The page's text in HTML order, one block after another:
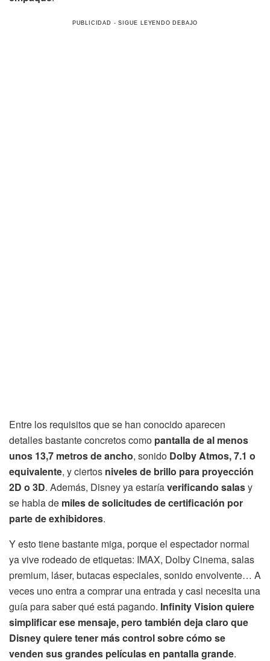
Entre los requisitos que se han conocido aparecen
detalles bastante concretos como pantalla de al menos
unos 13,7 metros de ancho, sonido Dolby Atmos, 7.1 o
equivalente, y ciertos niveles de brillo para proyección
2D o 3D. Además, Disney ya estaríaverificando salasy
se habla de miles de solicitudes de certificación por
parte de exhibidores.
Y esto tiene bastante miga, porque el espectador normal
ya vive rodeado de etiquetas: IMAX, Dolby Cinema, salas
premium, láser, butacas especiales, sonido envolvente… A
veces uno entra a comprar una entrada y casi necesita una
guía para saber qué está pagando. Infinity Vision quiere
simplificar ese mensaje, pero también deja claro que
Disney quiere tener más control sobre cómo se
venden sus grandes películas en pantalla grande.